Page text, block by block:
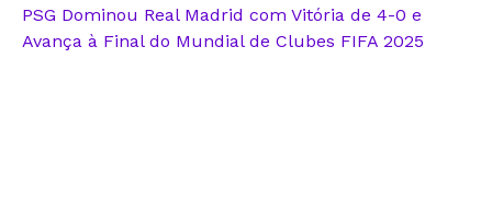
PSG Dominou Real Madrid com Vitória de 4-0 e
Avança à Final do Mundial de Clubes FIFA 2025